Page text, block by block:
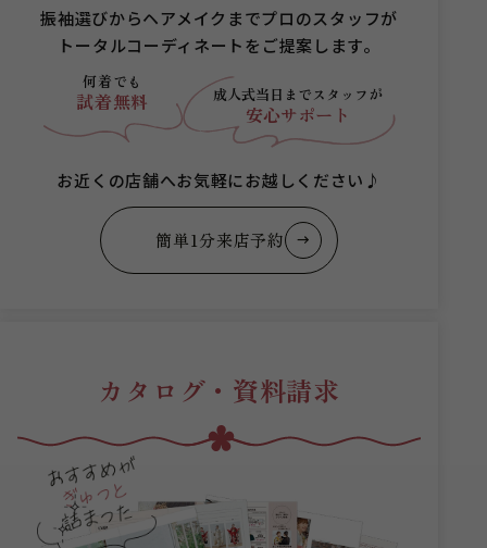
振袖選びからヘアメイクまでプロのスタッフが
トータルコーディネートをご提案します。
何着でも
試着無料 成人式当日まで スタッフが
安心サポート
お近くの店舗へお気軽にお越しください♪
簡単1分来店予約
カタログ・資料請求